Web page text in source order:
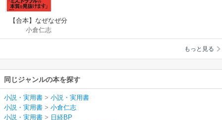
【合本】なぜなぜ分
析 実践/管理編（日経
BP Next ICT選書）
小倉仁志
もっと見る
同じジャンルの本を探す
小説・実用書 > 小説・実用書
小説・実用書 > 小倉仁志
小説・実用書 > 日経BP